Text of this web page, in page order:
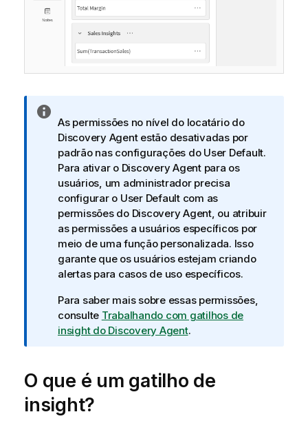
o
t
a
i
n
f
o
r
m
a
t
i
a
As permissões no nível do locatário do
Discovery Agentestão desativadas por
padrão nas configurações do User Default.
Para ativar o Discovery Agentpara os
usuários, um administrador precisa
configurar o User Defaultcom as
permissões do Discovery Agent, ou atribuir
as permissões a usuários específicos por
meio de uma função personalizada. Isso
garante que os usuários estejam criando
alertas para casos de uso específicos.
Para saber mais sobre essas permissões,
consulte Trabalhando com gatilhos de
insight do Discovery Agent.
O que é um gatilho de
insight?